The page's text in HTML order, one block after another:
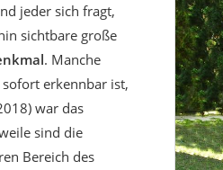
jeder sich fragt,
sichtbare große
. Manche
sofort erkennbar ist,
war das
sind die
Bereich des